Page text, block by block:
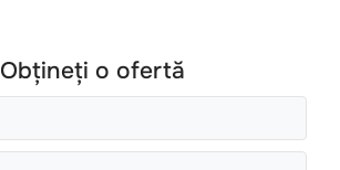
Obțineți o ofertă